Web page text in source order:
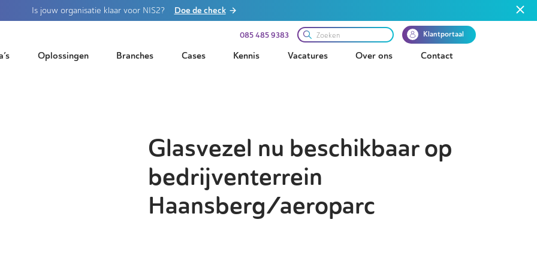
Is jouw organisatie klaar voor NIS2? Doe de check
085 485 9383 Klantportaal
Oplossingen Branches Cases Kennis Vacatures Over ons Contact
Glasvezel nu beschikbaar op
bedrijventerrein
Haansberg/aeroparc